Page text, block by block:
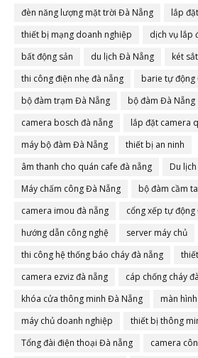
đèn năng lượng mặt trời Đà Nẵng
lắp
thiết bị mạng doanh nghiệp
dịch vụ lắp
bất động sản
du lịch Đà Nẵng
két
thi công điện nhẹ đà nẵng
barie tự động
bộ đàm trạm Đà Nẵng
bộ đàm Đà Nẵng
camera bosch đà nẵng
lắp đặt camera
máy bộ đàm Đà Nẵng
thiết bị an ninh
âm thanh cho quán cafe đà nẵng
Du lịch
Máy chấm công Đà Nẵng
bộ đàm cầm
camera imou đà nẵng
cổng xếp tự
hướng dẫn công nghệ
server máy chủ
thi công hệ thống báo cháy đà nẵng
camera ezviz đà nẵng
cáp chống cháy
khóa cửa thông minh Đà Nẵng
màn
máy chủ doanh nghiệp
thiết bị thông
Tổng đài điện thoại Đà nẵng
camera